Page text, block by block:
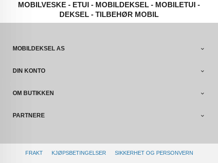
MOBILVESKE - ETUI - MOBILDEKSEL - MOBILETUI -
DEKSEL - TILBEHØR MOBIL
MOBILDEKSEL AS
DIN KONTO
OM BUTIKKEN
PARTNERE
FRAKT KJØPSBETINGELSER SIKKERHET OG PERSONVERN